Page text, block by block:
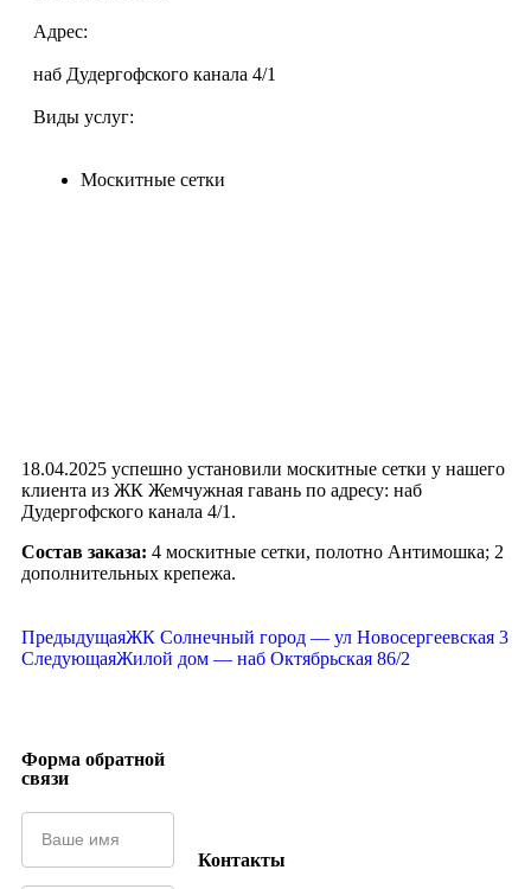
Адрес:
наб Дудергофского канала 4/1
Виды услуг:
Москитные сетки
18.04.2025 успешно установили москитные сетки у нашего
клиента из ЖК Жемчужная гавань по адресу: наб
Дудергофского канала 4/1.
Состав заказа: 4 москитные сетки, полотно Антимошка; 2
дополнительных крепежа.
ПредыдущаяЖК Солнечный город — ул Новосергеевская 3
СледующаяЖилой дом — наб Октябрьская 86/2
Форма обратной
связи
Контакты